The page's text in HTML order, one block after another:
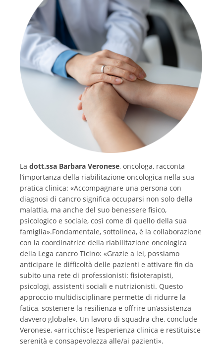
La dott.ssa Barbara Veronese, oncologa, racconta
l’importanza della riabilitazione oncologica nella sua
pratica clinica: «Accompagnare una persona con
diagnosi di cancro significa occuparsi non solo della
malattia, ma anche del suo benessere fisico,
psicologico e sociale, così come di quello della sua
famiglia».Fondamentale, sottolinea, è la collaborazione
con la coordinatrice della riabilitazione oncologica
della Lega cancro Ticino: «Grazie a lei, possiamo
anticipare le difficoltà delle pazienti e attivare fin da
subito una rete di professionisti: fisioterapisti,
psicologi, assistenti sociali e nutrizionisti. Questo
approccio multidisciplinare permette di ridurre la
fatica, sostenere la resilienza e offrire un’assistenza
davvero globale». Un lavoro di squadra che, conclude
Veronese, «arricchisce l’esperienza clinica e restituisce
serenità e consapevolezza alle/ai pazienti».